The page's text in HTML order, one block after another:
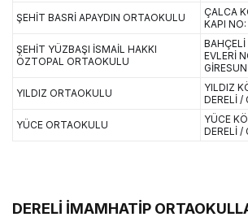
ŞEHİT BASRİ APAYDIN ORTAOKULU
ÇALCA
KAPI NO:
ŞEHİT YÜZBAŞI İSMAİL HAKKI
ÖZTOPAL ORTAOKULU
BAHÇELİ
EVLERİ
GİRESUN
YILDIZ ORTAOKULU
YILDIZ
DERELİ /
YÜCE ORTAOKULU
YÜCE
DERELİ /
DERELİ İMAMHATİP